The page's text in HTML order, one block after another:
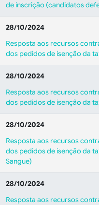
de inscrição (candidatos
28/10/2024
Resposta aos recursos
dos pedidos de isenção da
28/10/2024
Resposta aos recursos
dos pedidos de isenção da
28/10/2024
Resposta aos recursos
dos pedidos de isenção da
Sangue)
28/10/2024
Resposta aos recursos